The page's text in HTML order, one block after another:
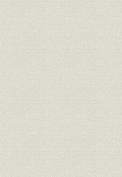
定年延長
テレレート導入
ブレジネフ死去を抜く
16. 酒井時代
「多機能通信社」目指す
海外取材・通信網を拡充
17. 昭和から平成へ
激しい“Xデー”取材